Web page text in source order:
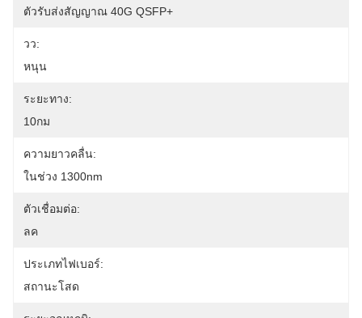
ตัวรับส่งสัญญาณ 40G QSFP+
วว:
หนุน
ระยะทาง:
10กม
ความยาวคลื่น:
ในช่วง 1300nm
ตัวเชื่อมต่อ:
ลค
ประเภทไฟเบอร์:
สถานะโสด